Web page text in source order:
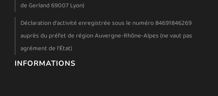
de Gerland 69007 Lyon)
Déclaration d'activité enregistrée sous le numéro 84691846269
auprès du préfet de région Auvergne-Rhône-Alpes (ne vaut pas
agrément de l'État)
INFORMATIONS